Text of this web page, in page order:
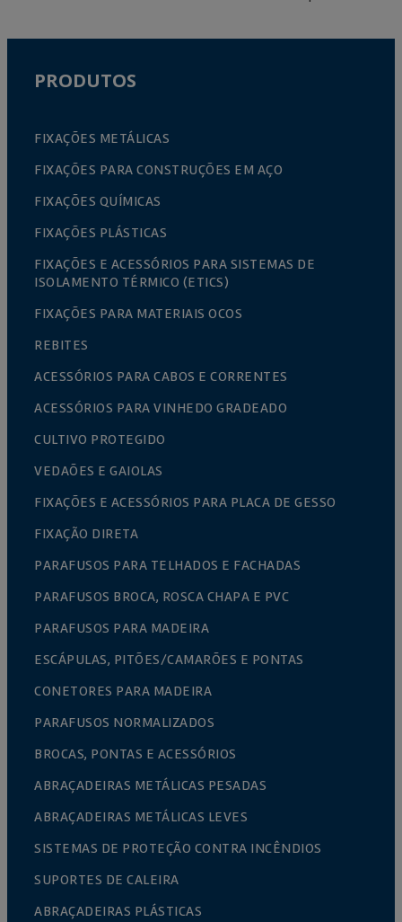
PRODUTOS
FIXAÇÕES METÁLICAS
FIXAÇÕES PARA CONSTRUÇÕES EM AÇO
FIXAÇÕES QUÍMICAS
FIXAÇÕES PLÁSTICAS
FIXAÇÕES E ACESSÓRIOS PARA SISTEMAS DE
ISOLAMENTO TÉRMICO (ETICS)
FIXAÇÕES PARA MATERIAIS OCOS
REBITES
ACESSÓRIOS PARA CABOS E CORRENTES
ACESSÓRIOS PARA VINHEDO GRADEADO
CULTIVO PROTEGIDO
VEDAÕES E GAIOLAS
FIXAÇÕES E ACESSÓRIOS PARA PLACA DE GESSO
FIXAÇÃO DIRETA
PARAFUSOS PARA TELHADOS E FACHADAS
PARAFUSOS BROCA, ROSCA CHAPA E PVC
PARAFUSOS PARA MADEIRA
ESCÁPULAS, PITÕES/CAMARÕES E PONTAS
CONETORES PARA MADEIRA
PARAFUSOS NORMALIZADOS
BROCAS, PONTAS E ACESSÓRIOS
ABRAÇADEIRAS METÁLICAS PESADAS
ABRAÇADEIRAS METÁLICAS LEVES
SISTEMAS DE PROTEÇÃO CONTRA INCÊNDIOS
SUPORTES DE CALEIRA
ABRAÇADEIRAS PLÁSTICAS